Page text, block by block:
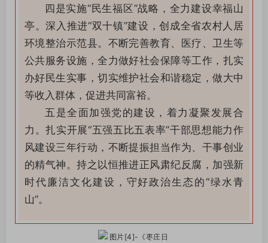
四是实施“民生福区”战略，全力建设幸福山
亭。深入推进“双十镇”建设，创成全省农村人居
环境整治示范县。不断完善教育、医疗、卫生等
公共服务设施，全力做好社会保障等工作，扎实
办好民生实事，切实维护社会和谐稳定，做大中
等收入群体，促进共同富裕。
五是全面加强党的建设，着力凝聚发展合
力。扎实开展“五强五比五表率”干部思想能力作
风建设三年行动，不断提振担当作为、干事创业
的精气神。持之以恒推进正风肃纪反腐，加强新
时代廉洁文化建设，守好政治生态的“绿水青
山”。